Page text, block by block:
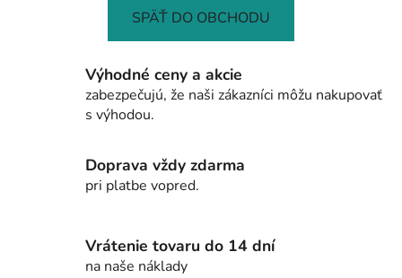
SPÄŤ DO OBCHODU
Výhodné ceny a akcie
zabezpečujú, že naši zákazníci môžu nakupovať
s výhodou.
Doprava vždy zdarma
pri platbe vopred.
Vrátenie tovaru do 14 dní
na naše náklady